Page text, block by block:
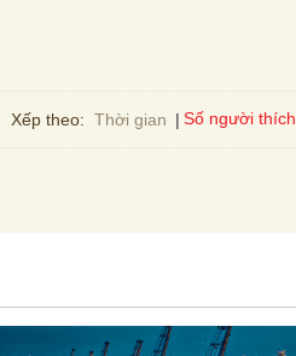
Xếp theo: Thời gian Số người thích